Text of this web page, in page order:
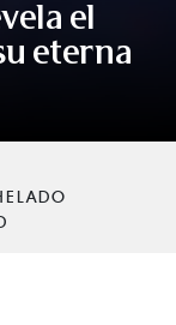
el
eterna